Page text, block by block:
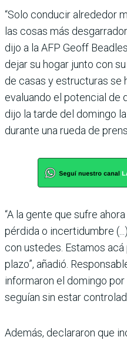
“Solo conducir alrededor
las cosas más
dijo a la AFP Geoff
dejar su hogar junto con
de casas y estructuras se
evaluando el potencial de
dijo la tarde del domingo
durante una rueda de
“A la gente que sufre
pérdida o incertidumbre
con ustedes. Estamos
plazo”, añadió.
informaron el domingo
seguían sin estar
Además, declararon que